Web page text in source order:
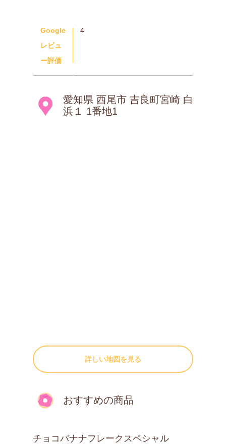
Google
レビュ
ー評価
4
愛知県 西尾市 吉良町宮崎 白
浜１ 1番地1
詳しい地図を見る
おすすめの商品
チョコバナナフレークスペシャル